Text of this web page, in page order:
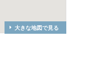
大きな地図で見る